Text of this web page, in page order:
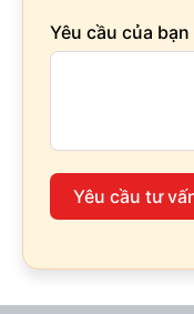
Yêu cầu của bạn
Yêu cầu tư